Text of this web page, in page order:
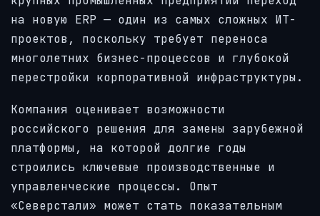
на новую ERP — один из самых сложных ИТ-
проектов, поскольку требует переноса
многолетних бизнес-процессов и глубокой
перестройки корпоративной инфраструктуры.
Компания оценивает возможности
российского решения для замены зарубежной
платформы, на которой долгие годы
строились ключевые производственные и
управленческие процессы. Опыт
«Северстали» может стать показательным